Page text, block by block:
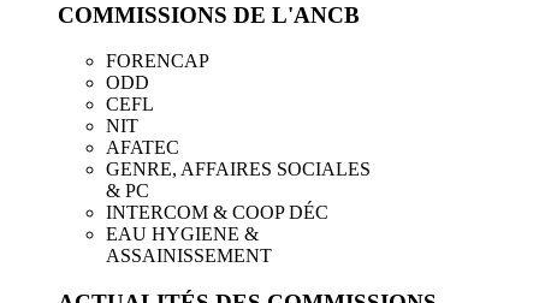
COMMISSIONS DE L'ANCB
FORENCAP
ODD
CEFL
NIT
AFATEC
GENRE, AFFAIRES SOCIALES
& PC
INTERCOM & COOP DÉC
EAU HYGIENE &
ASSAINISSEMENT